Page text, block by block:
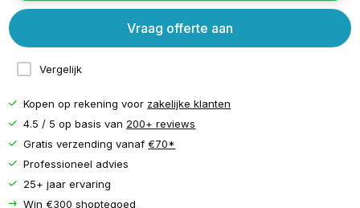
Vergelijk
Vraag offerte aan
Kopen op rekening voor zakelijke klanten
4.5 / 5 op basis van 200+ reviews
Gratis verzending vanaf€70*
Professioneel advies
25+ jaar ervaring
Win €300 shoptegoed